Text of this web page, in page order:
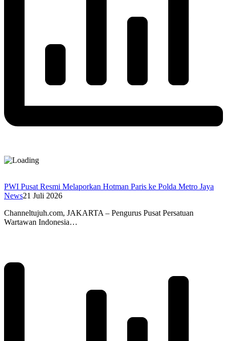
PWI Pusat Resmi Melaporkan Hotman Paris ke Polda Metro Jaya
News21 Juli 2026
Channeltujuh.com, JAKARTA – Pengurus Pusat Persatuan
Wartawan Indonesia…